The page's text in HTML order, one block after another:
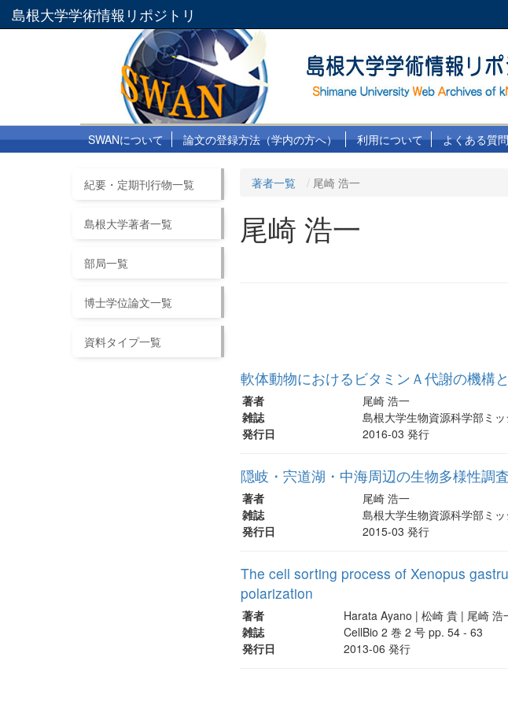
島根大学学術情報リポジトリ
SWANについて 論文の登録方法（学内の方へ） 利用について よくある質問
紀要・定期刊行物一覧
島根大学著者一覧
部局一覧
博士学位論文一覧
資料タイプ一覧
著者一覧 尾崎 浩一
尾崎 浩一
軟体動物におけるビタミンＡ代謝の機構
著者
尾崎 浩一
雑誌
島根大学生物資源科学部ミ
発行日
2016-03 発行
隠岐・宍道湖・中海周辺の生物多様性調
著者
尾崎 浩一
雑誌
島根大学生物資源科学部ミ
発行日
2015-03 発行
The cell sorting process of Xenopus
polarization
著者
Harata Ayano | 松崎 貴 | 尾崎 浩
雑誌
CellBio 2 巻 2 号 pp. 54 - 63
発行日
2013-06 発行